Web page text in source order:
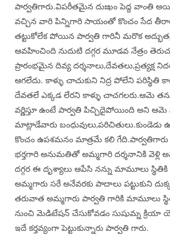
పార్వతిగారు.విపరీతమైన దుఃఖం పెద్ద
వచ్చిన వారి పిన్నిగారి సాయంతో కొంచం సేద
తట్టుకోలేక పోయిన పార్వతి గారినీ మరొక
ఆవహించింది నుదుటి దగ్గర మూడవ నేత్రం
ప్రారంభమైన దివ్య దర్శనాలు,దేవతలు,ప్రత్యక్ష
ఆగలేదు. కాళ్ళు చాచుకుని నిద్ర పోలేని పరిస్థితి
దేవతలే ఎక్కడ లేరని కాళ్ళు చాచగలరు.ఆమె తను
వర్ణిస్తూ ఉంటే పార్వతి పిచ్చిదైపోయింది అని ఆమె
మాట్లాడేవారు బంధువులు,పరిచితులు.కుండెడు
కొంచం ఉపశమనం మాత్రమే కలి గేది.పార్వతిగారు
భర్తగారి అనుమతితో అమ్మగారి దర్శనానికి వెళ్లి
దగ్గర ఈ దృశ్యాలు ఆపేసి నన్ను మామూలు స్థితికి
అమ్మగారు సరే అనేవరకు పాదాలు పట్టుకుని
తరువాత అమ్మగారు పార్వతి గారికి మామూలు
నుంచి మెడిటేషన్ చేసుకోవడం సుషుమ్న క్రియా
ఇదే కర్తవ్యంగా పెట్టుకున్నారు పార్వతి గారు.